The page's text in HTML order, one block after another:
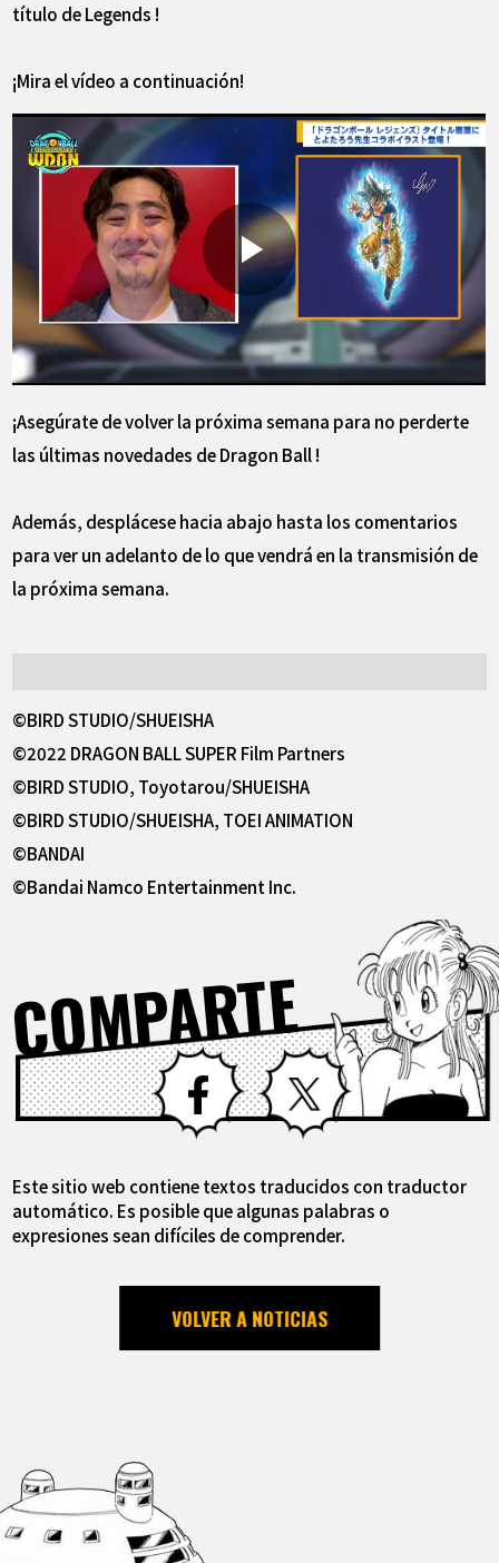
título de Legends !
¡Mira el vídeo a continuación!
¡Asegúrate de volver la próxima semana para no perderte
las últimas novedades de Dragon Ball !
Además, desplácese hacia abajo hasta los comentarios
para ver un adelanto de lo que vendrá en la transmisión de
la próxima semana.
©BIRD STUDIO/SHUEISHA
©2022 DRAGON BALL SUPER Film Partners
©BIRD STUDIO, Toyotarou/SHUEISHA
©BIRD STUDIO/SHUEISHA, TOEI ANIMATION
©BANDAI
©Bandai Namco Entertainment Inc.
COMPARTE
Facebook X
Este sitio web contiene textos traducidos con traductor
automático. Es posible que algunas palabras o
expresiones sean difíciles de comprender.
VOLVER A NOTICIAS